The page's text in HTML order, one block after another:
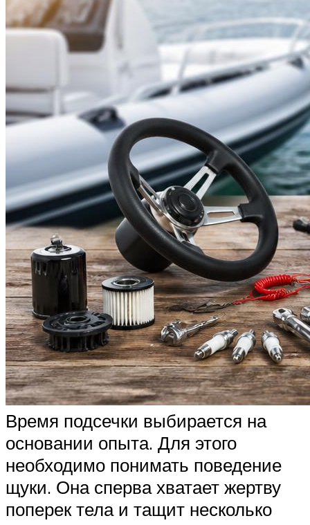
Время подсечки выбирается на
основании опыта. Для этого
необходимо понимать поведение
щуки. Она сперва хватает жертву
поперек тела и тащит несколько